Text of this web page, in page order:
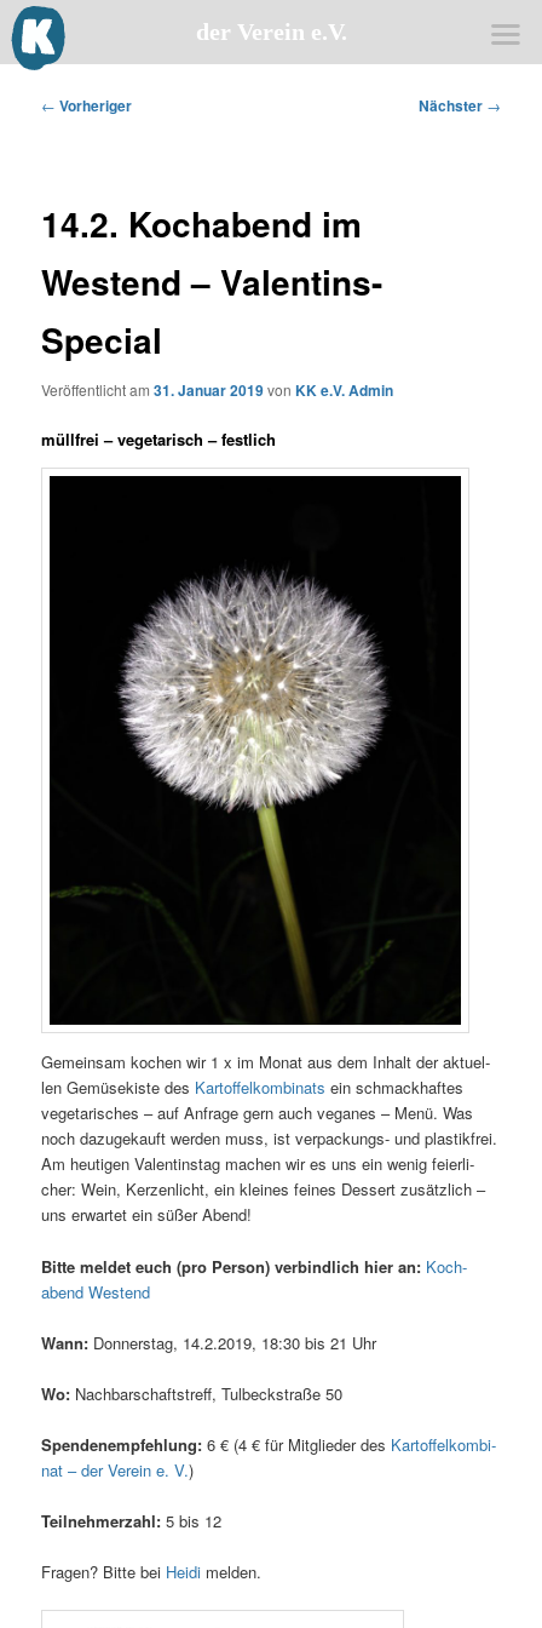
Zum
primärenBeitragsnavigation
← Vorheriger Nächster →
14.2. Kochabend im
Westend – Valentins-
Special
Veröffentlicht am31. Januar 2019vonKK e.V. Admin
müllfrei – vegetarisch – festlich
Gemein­sam kochen wir 1 x im Monat aus dem Inhalt der aktu­el­
len Gemü­se­kis­te des Kar­tof­fel­kom­bi­nats ein schmack­haf­tes
vege­ta­ri­sches – auf Anfra­ge gern auch vega­nes – Menü. Was
noch dazu­ge­kauft wer­den muss, ist ver­pa­ckungs- und plas­tik­frei.
Am heu­ti­gen Valen­tins­tag machen wir es uns ein wenig fei­er­li­
cher: Wein, Ker­zen­licht, ein klei­nes fei­nes Des­sert zusätz­lich –
uns erwar­tet ein süßer Abend!
Bit­te mel­det euch (pro Per­son) ver­bind­lich hier an: Koch­
abend Westend
Wann: Don­ners­tag, 14.2.2019, 18:30 bis 21 Uhr
Wo: Nach­bar­schafts­treff, Tul­beck­stra­ße 50
Spen­den­emp­feh­lung: 6 € (4 € für Mit­glie­der des Kar­tof­fel­kom­bi­
nat – der Ver­ein e. V.)
Teil­neh­mer­zahl: 5 bis 12
Fra­gen? Bit­te bei Hei­di melden.
der Verein e.V.